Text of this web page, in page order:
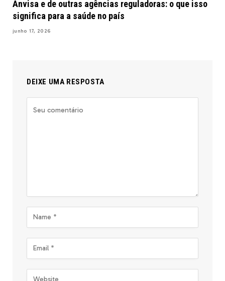
Anvisa e de outras agências reguladoras: o que isso
significa para a saúde no país
junho 17, 2026
DEIXE UMA RESPOSTA